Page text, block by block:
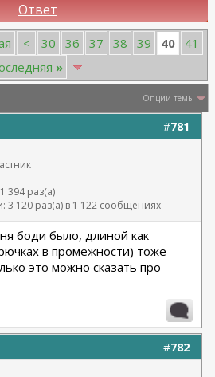
Ответ
< 30 36 37 38 39 40
41
»
Опции темы
#781
394 раз(а)
3 120 раз(а) в 1 122 сообщениях
боди было, длиной как
в промежности) тоже
это можно сказать про
#782